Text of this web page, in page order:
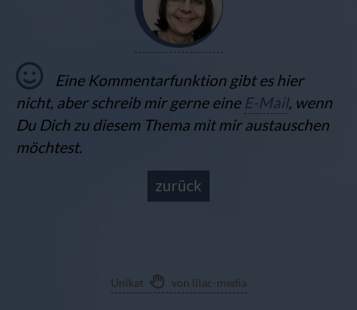
Eine Kommentarfunktion gibt es hier
nicht, aber schreib mir gerne eine E-Mail, wenn
Du Dich zu diesem Thema mit mir austauschen
möchtest.
zurück
Unikat von lilac-media